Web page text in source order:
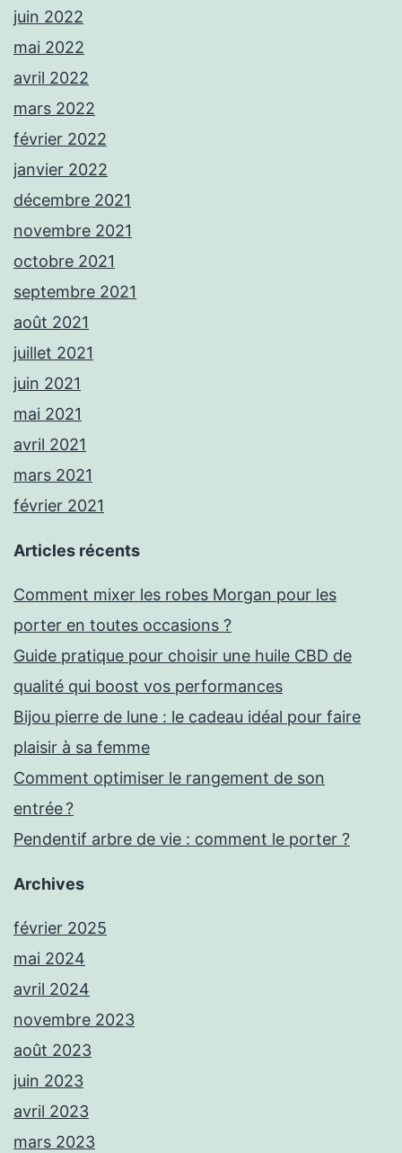
juin 2022
mai 2022
avril 2022
mars 2022
février 2022
janvier 2022
décembre 2021
novembre 2021
octobre 2021
septembre 2021
août 2021
juillet 2021
juin 2021
mai 2021
avril 2021
mars 2021
février 2021
Articles récents
Comment mixer les robes Morgan pour les
porter en toutes occasions ?
Guide pratique pour choisir une huile CBD de
qualité qui boost vos performances
Bijou pierre de lune : le cadeau idéal pour faire
plaisir à sa femme
Comment optimiser le rangement de son
entrée ?
Pendentif arbre de vie : comment le porter ?
Archives
février 2025
mai 2024
avril 2024
novembre 2023
août 2023
juin 2023
avril 2023
mars 2023